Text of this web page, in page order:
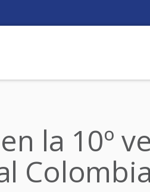
la 10º